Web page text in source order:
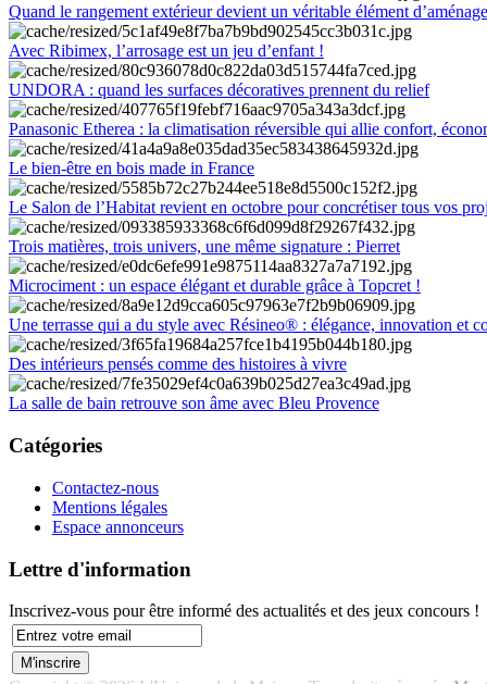
Quand le rangement extérieur devient un véritable élément
Avec Ribimex, l’arrosage est un jeu d’enfant !
UNDORA : quand les surfaces décoratives prennent du relief
Panasonic Etherea : la climatisation réversible qui allie confort,
Le bien-être en bois made in France
Le Salon de l’Habitat revient en octobre pour concrétiser tous vos
Trois matières, trois univers, une même signature : Pierret
Microciment : un espace élégant et durable grâce à Topcret !
Une terrasse qui a du style avec Résineo® : élégance, innovation et
Des intérieurs pensés comme des histoires à vivre
La salle de bain retrouve son âme avec Bleu Provence
Catégories
Contactez-nous
Mentions légales
Espace annonceurs
Lettre d'information
Inscrivez-vous pour être informé des actualités et des jeux concours !